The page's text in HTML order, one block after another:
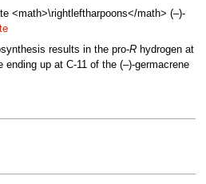
<math>\rightleftharpoons</math> (–)-
results in the pro-Rhydrogen at
up at C-11 of the (–)-germacrene